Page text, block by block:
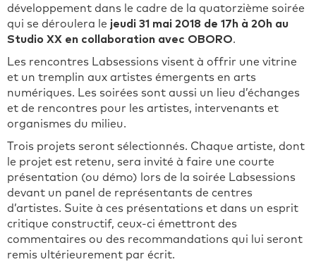
développement dans le cadre de la quatorzième soirée
qui se déroulera le jeudi 31 mai 2018 de 17h à 20h au
Studio XX en collaboration avec OBORO.
Les rencontres Labsessions visent à offrir une vitrine
et un tremplin aux artistes émergents en arts
numériques. Les soirées sont aussi un lieu d’échanges
et de rencontres pour les artistes, intervenants et
organismes du milieu.
Trois projets seront sélectionnés. Chaque artiste, dont
le projet est retenu, sera invité à faire une courte
présentation (ou démo) lors de la soirée Labsessions
devant un panel de représentants de centres
d’artistes. Suite à ces présentations et dans un esprit
critique constructif, ceux-ci émettront des
commentaires ou des recommandations qui lui seront
remis ultérieurement par écrit.